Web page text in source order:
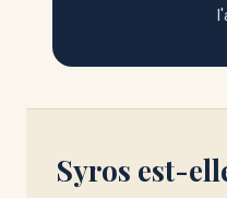
Syros est-